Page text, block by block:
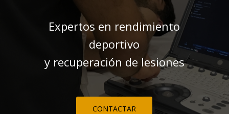
Expertos en rendimiento
deportivo
y recuperación de lesiones
CONTACTAR